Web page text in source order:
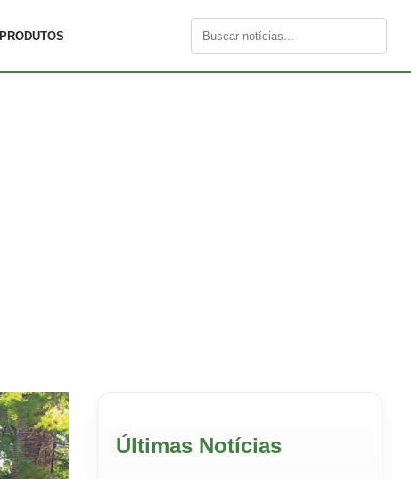
PRODUTOS
Buscar
Últimas Notícias